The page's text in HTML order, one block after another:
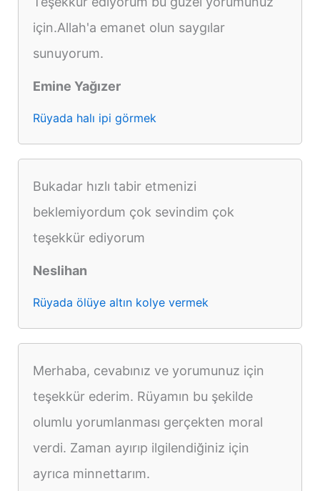
için.Allah'a emanet olun saygılar
sunuyorum.
Emine Yağızer
Rüyada halı ipi görmek
Bukadar hızlı tabir etmenizi
beklemiyordum çok sevindim çok
teşekkür ediyorum
Neslihan
Rüyada ölüye altın kolye vermek
Merhaba, cevabınız ve yorumunuz için
teşekkür ederim. Rüyamın bu şekilde
olumlu yorumlanması gerçekten moral
verdi. Zaman ayırıp ilgilendiğiniz için
ayrıca minnettarım.